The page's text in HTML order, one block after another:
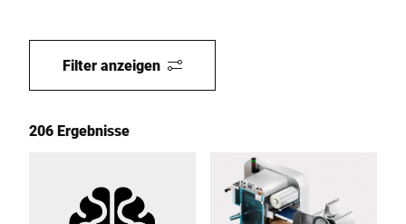
Filter anzeigen
206 Ergebnisse